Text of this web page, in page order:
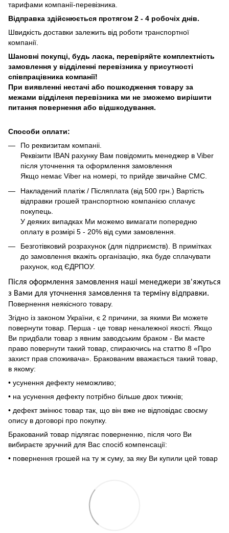
тарифами компанії-перевізника.
Відправка здійснюється протягом 2 - 4 робочіх днів.
Швидкість доставки залежить від роботи транспортної
компанії.
Шановні покупці, будь ласка, перевіряйте комплектність
замовлення у відділенні перевізника у присутності
співпрацівника компанії!
При виявленні нестачі або пошкодження товару за
межами відділеня перевізника ми не зможемо вирішити
питання повернення або відшкодування.
Способи оплати:
По реквизитам компаніі.
Реквізити IBAN рахунку Вам повідомить менеджер в Viber
після уточнення та оформлення замовлення
Якщо немає Viber на номері, то прийде звичайне СМС.
Накладений платіж / Післяплата (від 500 грн.) Вартість
відправки грошей транспортною компанією сплачує
покупець.
У деяких випадках Ми можемо вимагати попередню
оплату в розмірі 5 - 20% від суми замовлення.
Безготівковий розрахунок (для підприємств). В примітках
до замовлення вкажіть організацію, яка буде сплачувати
рахунок, код ЄДРПОУ.
Після оформлення замовлення наші менеджери зв'яжуться
з Вами для уточнення замовлення та терміну відправки.
Повернення неякісного товару.
Згідно із законом України, є 2 причини, за якими Ви можете
повернути товар. Перша - це товар неналежної якості. Якщо
Ви придбали товар з явним заводським браком - Ви маєте
право повернути такий товар, спираючись на статтю 8 «Про
захист прав споживача». Бракованим вважається такий товар,
в якому:
• усунення дефекту неможливо;
• на усунення дефекту потрібно більше двох тижнів;
• дефект змінює товар так, що він вже не відповідає своєму
опису в договорі про покупку.
Бракований товар підлягає поверненню, після чого Ви
вибираєте зручний для Вас спосіб компенсації:
• повернення грошей на ту ж суму, за яку Ви купили цей товар